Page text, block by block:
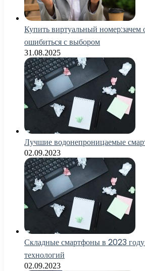
Купить виртуальный
ошибиться с выбором
31.08.2025
Лучшие водонепроницаемые
02.09.2023
Складные смартфоны в 2023
технологий
02.09.2023